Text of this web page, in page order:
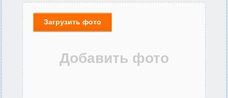
Загрузить фото